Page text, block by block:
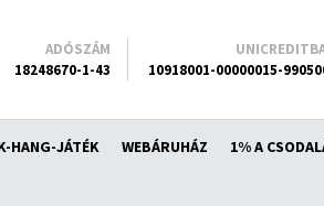
HANG-JÁTÉK WEBÁRUHÁZ 1% A
ADÓSZÁM
18248670-1-43
10918001-00000015-